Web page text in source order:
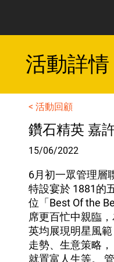
​活動詳情
6月初一眾管理層
特設宴於 1881的
位「Best Of the
席更百忙中親臨
英均展現明星風
走勢、生意策略
就置富人生等。
15/06/2022
鑽石精英 嘉
< 活動回顧